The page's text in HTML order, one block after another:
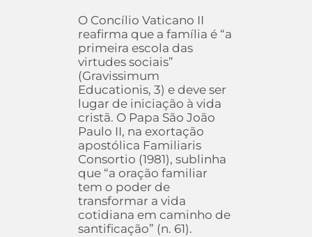
O Concílio Vaticano II
reafirma que a família é “a
primeira escola das
virtudes sociais”
(Gravissimum
Educationis, 3) e deve ser
lugar de iniciação à vida
cristã. O Papa São João
Paulo II, na exortação
apostólica Familiaris
Consortio (1981), sublinha
que “a oração familiar
tem o poder de
transformar a vida
cotidiana em caminho de
santificação” (n. 61).